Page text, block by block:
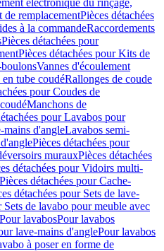
électronique du rinçage,
de remplacementPièces détachées
à la commandeRaccordements
Pièces détachées pour
Pièces détachées pour Kits de
Vannes d'écoulement
en tube coudéRallonges de coude
pour Coudes de
Manchons de
pour Lavabos pour
mains d'angleLavabos semi-
Pièces détachées pour
murauxPièces détachées
détachées pour Vidoirs multi-
Pièces détachées pour Cache-
détachées pour Sets de lave-
Sets de lavabo pour meuble avec
lavabosPour lavabos
lave-mains d'anglePour lavabos
à poser en forme de